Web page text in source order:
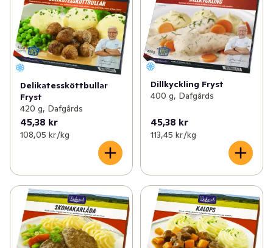
Delikatessköttbullar
Fryst
420 g, Dafgårds
45,38 kr
108,05 kr /kg
Dillkyckling Fryst
400 g, Dafgårds
45,38 kr
113,45 kr /kg